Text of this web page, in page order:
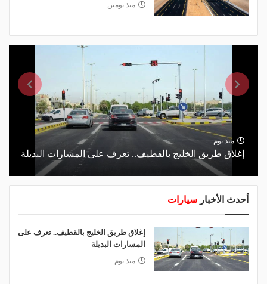
منذ يومين
منذ يوم
إغلاق طريق الخليج بالقطيف.. تعرف على المسارات البديلة
أحدث الأخبار سيارات
إغلاق طريق الخليج بالقطيف.. تعرف على
المسارات البديلة
منذ يوم